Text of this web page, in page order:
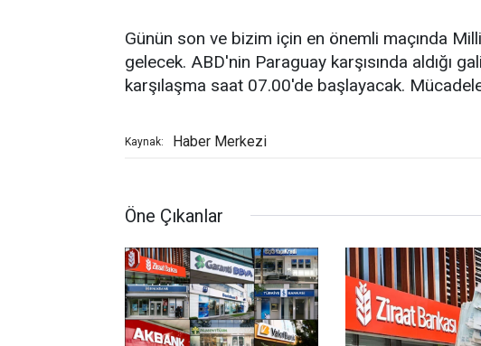
Günün son ve bizim için en önemli maçında
gelecek. ABD'nin Paraguay karşısında aldığı
karşılaşma saat 07.00'de başlayacak.
Kaynak: Haber Merkezi
Öne Çıkanlar